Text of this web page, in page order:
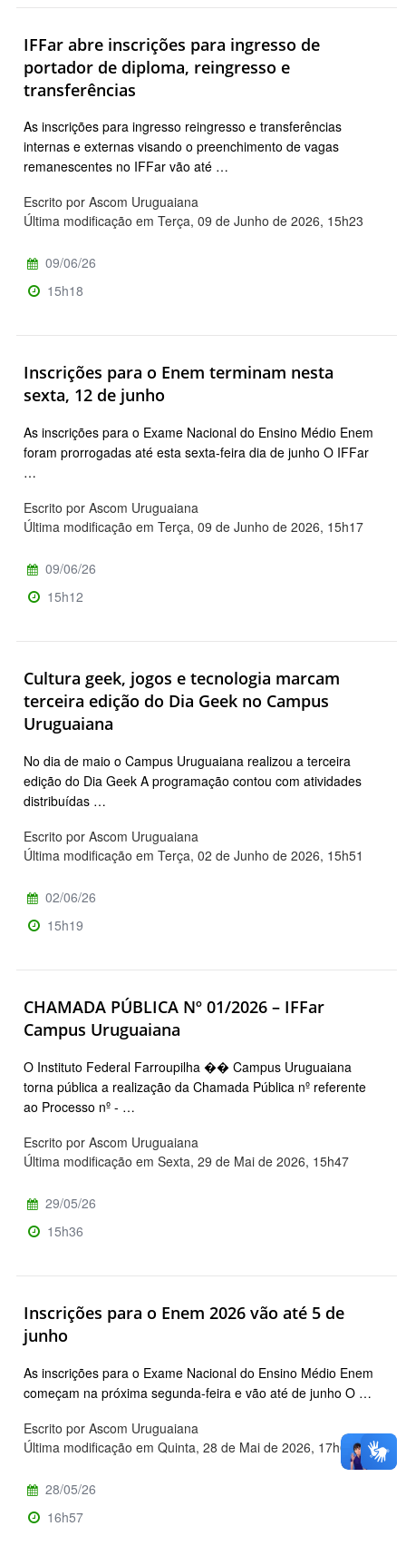
IFFar abre inscrições para ingresso de
portador de diploma, reingresso e
transferências
As inscrições para ingresso reingresso e transferências
internas e externas visando o preenchimento de vagas
remanescentes no IFFar vão até …
Escrito por Ascom Uruguaiana
Última modificação em Terça, 09 de Junho de 2026, 15h23
09/06/26
15h18
Inscrições para o Enem terminam nesta
sexta, 12 de junho
As inscrições para o Exame Nacional do Ensino Médio Enem
foram prorrogadas até esta sexta-feira dia de junho O IFFar
…
Escrito por Ascom Uruguaiana
Última modificação em Terça, 09 de Junho de 2026, 15h17
09/06/26
15h12
Cultura geek, jogos e tecnologia marcam
terceira edição do Dia Geek no Campus
Uruguaiana
No dia de maio o Campus Uruguaiana realizou a terceira
edição do Dia Geek A programação contou com atividades
distribuídas …
Escrito por Ascom Uruguaiana
Última modificação em Terça, 02 de Junho de 2026, 15h51
02/06/26
15h19
CHAMADA PÚBLICA Nº 01/2026 – IFFar
Campus Uruguaiana
O Instituto Federal Farroupilha �� Campus Uruguaiana
torna pública a realização da Chamada Pública nº referente
ao Processo nº - …
Escrito por Ascom Uruguaiana
Última modificação em Sexta, 29 de Mai de 2026, 15h47
29/05/26
15h36
Inscrições para o Enem 2026 vão até 5 de
junho
As inscrições para o Exame Nacional do Ensino Médio Enem
começam na próxima segunda-feira e vão até de junho O …
Escrito por Ascom Uruguaiana
Última modificação em Quinta, 28 de Mai de 2026, 17h09
28/05/26
16h57